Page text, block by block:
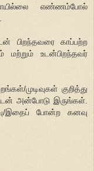
எண்ணம்போல்
பிறந்தவரை காப்பற்ற
மற்றும் உடன்பிறந்தவர்
முடிவுகள் குறித்து
அன்போடு இருங்கள்.
இதைப் போன்ற கனவு